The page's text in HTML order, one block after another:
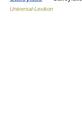
Universal-Lexikon